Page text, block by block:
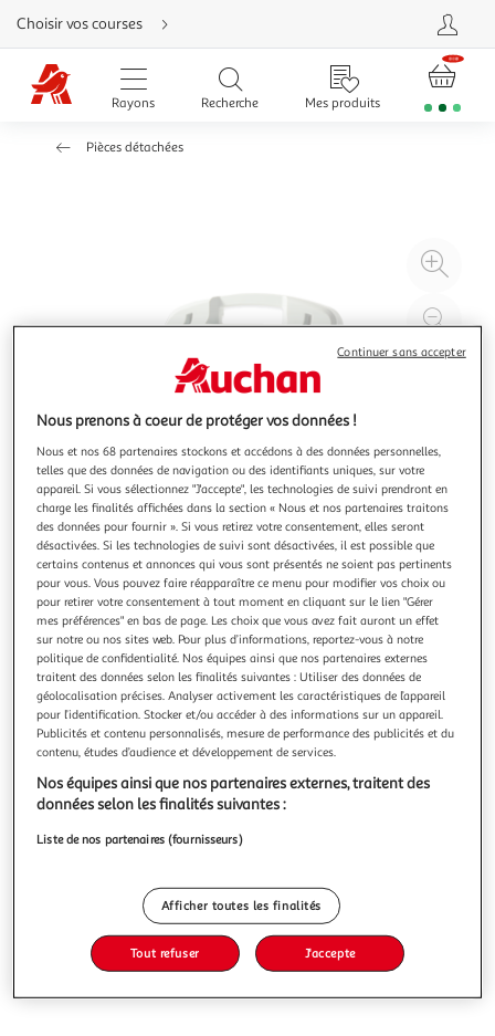
Aller
directement
au
contenu
Aller
directement
Aller
Choisir vos courses
Rayons Recherche Mes produits
Pièces détachées
à
DOLPHIN
Alimentation pour robot dolphin ble timer pour zenit
20, m400, t60, select 620 et 630 - 9995674-assy
Dolphin 9995674-ASSY Â - Alimentation Ble Timer pour
robot dolphin.Veuillez controler le numéro de votre
alimentation avant d'acheter pour éviter un
retour. Référence de l'alimentation : 9995674Robots
compatibles : Dolphin Zenit 20 (modèles 99991033-ZEN,
99991032-ZEN, 99991031-ZEN, 99991033-ZEN), S
En savoir +
Vous voulez connaître le prix de ce produit ?
Afficher le prix
Caractéristiques
Nous prenons à coeur de protéger vos données !
Nous et nos 68 partenaires stockons et accédons à des données personnelles,
telles que des données de navigation ou des identifiants uniques, sur votre
appareil. Si vous sélectionnez "J'accepte", les technologies de suivi prendront en
charge les finalités affichées dans la section « Nous et nos partenaires traitons
des données pour fournir ». Si vous retirez votre consentement, elles seront
désactivées. Si les technologies de suivi sont désactivées, il est possible que
certains contenus et annonces qui vous sont présentés ne soient pas pertinents
pour vous. Vous pouvez faire réapparaître ce menu pour modifier vos choix ou
pour retirer votre consentement à tout moment en cliquant sur le lien "Gérer
mes préférences" en bas de page. Les choix que vous avez fait auront un effet
sur notre ou nos sites web. Pour plus d’informations, reportez-vous à notre
politique de confidentialité. Nos équipes ainsi que nos partenaires externes
traitent des données selon les finalités suivantes : Utiliser des données de
géolocalisation précises. Analyser activement les caractéristiques de l’appareil
pour l’identification. Stocker et/ou accéder à des informations sur un appareil.
Publicités et contenu personnalisés, mesure de performance des publicités et du
contenu, études d’audience et développement de services.
Nos équipes ainsi que nos partenaires externes, traitent des
données selon les finalités suivantes :
Liste de nos partenaires (fournisseurs)
Afficher toutes les finalités
Tout refuser J'accepte
Continuer sans accepter